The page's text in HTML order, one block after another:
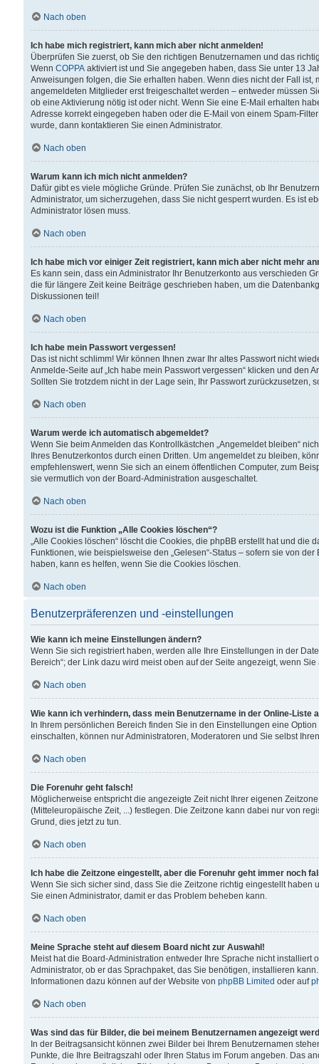
Nach oben
Ich habe mich registriert, kann mich aber nicht anmelden!
Überprüfen Sie zuerst, ob Sie den richtigen Benutzernamen und das
Wenn COPPA aktiviert ist und Sie angegeben haben, dass Sie unter 13
Anweisungen folgen, die Sie erhalten haben. Wenn dies nicht der Fall
angemeldeten Mitglieder erst freigeschaltet werden – entweder müssen
ob eine Aktivierung nötig ist oder nicht. Wenn Sie eine E-Mail erhalten
Adresse korrekt eingegeben haben oder die E-Mail von einem Spam-
wurde, dann kontaktieren Sie einen Administrator.
Nach oben
Warum kann ich mich nicht anmelden?
Dafür gibt es viele mögliche Gründe. Prüfen Sie zunächst, ob Ihr
Administrator, um sicherzugehen, dass Sie nicht gesperrt wurden. Es ist
Administrator lösen muss.
Nach oben
Ich habe mich vor einiger Zeit registriert, kann mich aber nicht mehr
Es kann sein, dass ein Administrator Ihr Benutzerkonto aus verschieden
die für längere Zeit keine Beiträge geschrieben haben, um die
Diskussionen teil!
Nach oben
Ich habe mein Passwort vergessen!
Das ist nicht schlimm! Wir können Ihnen zwar Ihr altes Passwort nicht
Anmelde-Seite auf „Ich habe mein Passwort vergessen“ klicken und
Sollten Sie trotzdem nicht in der Lage sein, Ihr Passwort zurückzusetzen,
Nach oben
Warum werde ich automatisch abgemeldet?
Wenn Sie beim Anmelden das Kontrollkästchen „Angemeldet bleiben“
Ihres Benutzerkontos durch einen Dritten. Um angemeldet zu bleiben,
empfehlenswert, wenn Sie sich an einem öffentlichen Computer, zum
sie vermutlich von der Board-Administration ausgeschaltet.
Nach oben
Wozu ist die Funktion „Alle Cookies löschen“?
„Alle Cookies löschen“ löscht die Cookies, die phpBB erstellt hat und
Funktionen, wie beispielsweise den „Gelesen“-Status – sofern sie von
haben, kann es helfen, wenn Sie die Cookies löschen.
Nach oben
Benutzerpräferenzen und -einstellungen
Wie kann ich meine Einstellungen ändern?
Wenn Sie sich registriert haben, werden alle Ihre Einstellungen in der
Bereich“; der Link dazu wird meist oben auf der Seite angezeigt, wenn
Nach oben
Wie kann ich verhindern, dass mein Benutzername in der Online-Liste
In Ihrem persönlichen Bereich finden Sie in den Einstellungen eine
einschalten, können nur Administratoren, Moderatoren und Sie selbst
Nach oben
Die Forenuhr geht falsch!
Möglicherweise entspricht die angezeigte Zeit nicht Ihrer eigenen
(Mitteleuropäische Zeit, ...) festlegen. Die Zeitzone kann dabei nur von
Grund, dies jetzt zu tun.
Nach oben
Ich habe die Zeitzone eingestellt, aber die Forenuhr geht immer noch
Wenn Sie sich sicher sind, dass Sie die Zeitzone richtig eingestellt
Sie einen Administrator, damit er das Problem beheben kann.
Nach oben
Meine Sprache steht auf diesem Board nicht zur Auswahl!
Meist hat die Board-Administration entweder Ihre Sprache nicht
Administrator, ob er das Sprachpaket, das Sie benötigen, installieren
Informationen dazu können auf der Website von phpBB Limited oder auf
Nach oben
Was sind das für Bilder, die bei meinem Benutzernamen angezeigt
In der Beitragsansicht können zwei Bilder bei Ihrem Benutzernamen
Punkte, die Ihre Beitragszahl oder Ihren Status im Forum angeben. Das